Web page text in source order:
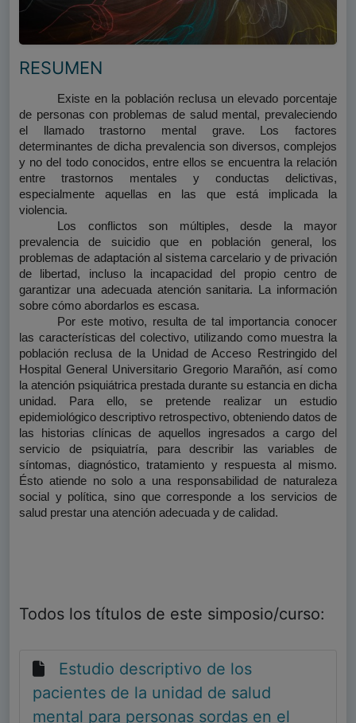
RESUMEN
Existe en la población reclusa un elevado porcentaje
de personas con problemas de salud mental, prevaleciendo
el llamado trastorno mental grave. Los factores
determinantes de dicha prevalencia son diversos, complejos
y no del todo conocidos, entre ellos se encuentra la relación
entre trastornos mentales y conductas delictivas,
especialmente aquellas en las que está implicada la
violencia.
Los conflictos son múltiples, desde la mayor
prevalencia de suicidio que en población general, los
problemas de adaptación al sistema carcelario y de privación
de libertad, incluso la incapacidad del propio centro de
garantizar una adecuada atención sanitaria. La información
sobre cómo abordarlos es escasa.
Por este motivo, resulta de tal importancia conocer
las características del colectivo, utilizando como muestra la
población reclusa de la Unidad de Acceso Restringido del
Hospital General Universitario Gregorio Marañón, así como
la atención psiquiátrica prestada durante su estancia en dicha
unidad. Para ello, se pretende realizar un estudio
epidemiológico descriptivo retrospectivo, obteniendo datos de
las historias clínicas de aquellos ingresados a cargo del
servicio de psiquiatría, para describir las variables de
síntomas, diagnóstico, tratamiento y respuesta al mismo.
Ésto atiende no solo a una responsabilidad de naturaleza
social y política, sino que corresponde a los servicios de
salud prestar una atención adecuada y de calidad.
Todos los títulos de este simposio/curso:
Estudio descriptivo de los
pacientes de la unidad de salud
mental para personas sordas en el